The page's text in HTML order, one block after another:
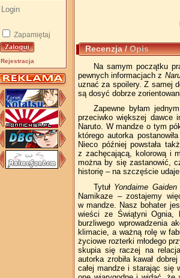
Zapamiętaj
Rejestracja
Recenzja/Opis
Na samym początku
pewnych informacjach z
uznać za spoilery. Z samej
są dosyć dobrze
Zapewne byłam
przeciwko większej dawce
Naruto. W mandze o tym
którego autorka
Nieco później powstała
z zachęcającą, kolorową i
można by się zastanowić,
historię – na szczęście
Tytuł Yondaime Gaiden
Namikaze – zostajemy
w mandze. Nasz bohater
wieści ze Świątyni Ognia,
burzliwego wprowadzenia
klimacie, a ważną rolę w
życiowe rozterki młodego
skupia się raczej na
autorka zrobiła kawał
całej mandze i starając się